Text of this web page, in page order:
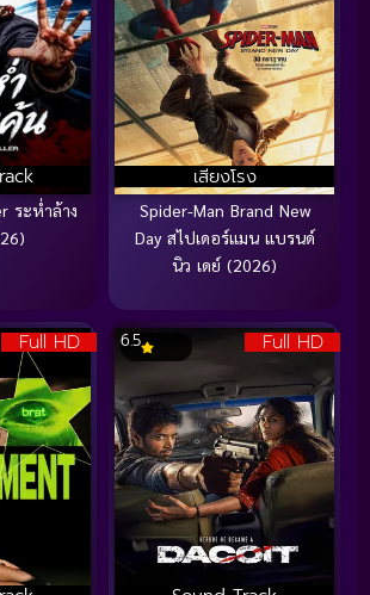
ระห่ำล้าง
เสียงโรง
Spider-Man Brand New
Day สไปเดอร์แมน แบรนด์
นิว เดย์ (2026)
Full HD Full HD
6.5